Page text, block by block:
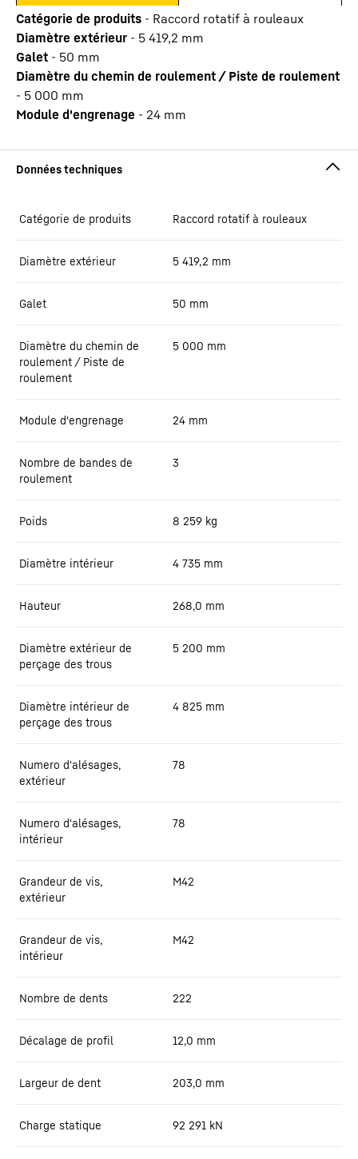
Catégorie de produits - Raccord rotatif à rouleaux
Diamètre extérieur - 5 419,2 mm
Galet - 50 mm
Diamètre du chemin de roulement / Piste de roulement
- 5 000 mm
Module d'engrenage - 24 mm
Catégorie de produits Raccord rotatif à rouleaux
Diamètre extérieur 5 419,2 mm
Galet 50 mm
Diamètre du chemin de
roulement / Piste de
roulement
5 000 mm
Module d'engrenage 24 mm
Nombre de bandes de
roulement
3
Poids 8 259 kg
Diamètre intérieur 4 735 mm
Hauteur 268,0 mm
Diamètre extérieur de
perçage des trous
5 200 mm
Diamètre intérieur de
perçage des trous
4 825 mm
Numero d'alésages,
extérieur
78
Numero d'alésages,
intérieur
78
Grandeur de vis,
extérieur
M42
Grandeur de vis,
intérieur
M42
Nombre de dents 222
Décalage de profil 12,0 mm
Largeur de dent 203,0 mm
Charge statique 92 291 kN